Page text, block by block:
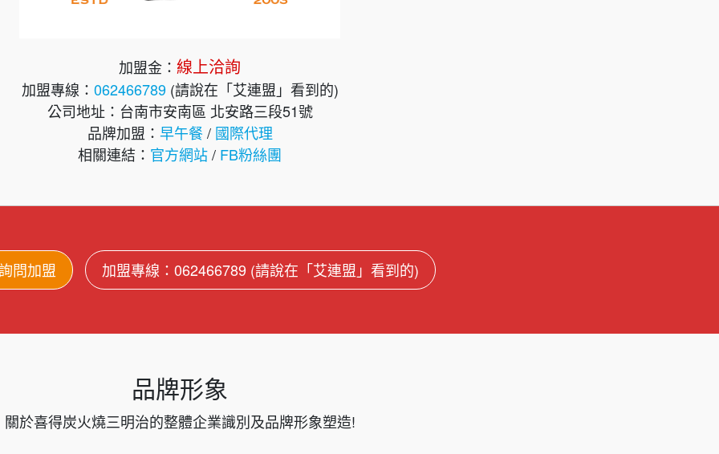
加盟金： 線上洽詢
加盟專線： 062466789(請說在「艾連盟」看到的)
公司地址：台南市安南區 北安路三段51號
品牌加盟： 早午餐 / 國際代理
相關連結： 官方網站/ FB粉絲團
問加盟 加盟專線：062466789 (請說在「艾連盟」看到的)
品牌形象
關於喜得炭火燒三明治的整體企業識別及品牌形象塑造!